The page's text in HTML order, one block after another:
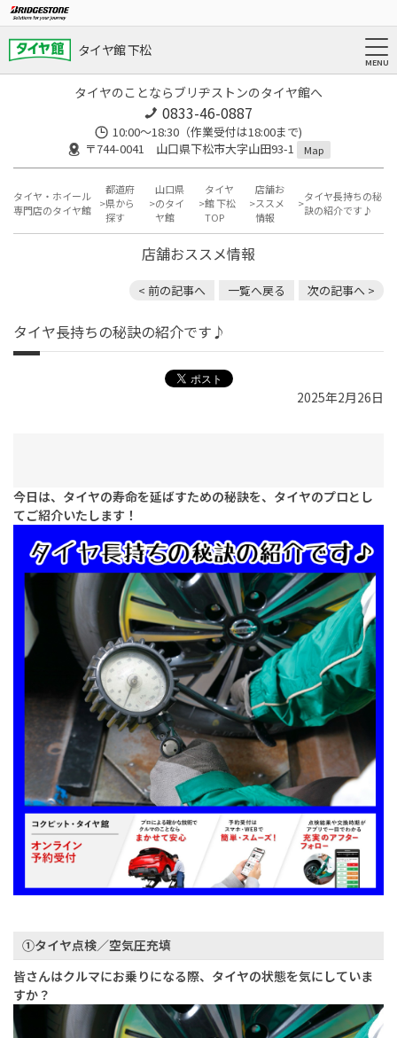
タイヤ館 下松
タイヤのことならブリヂストンのタイヤ館へ
0833-46-0887
10:00～18:30（作業受付は18:00まで)
〒744-0041 山口県下松市大字山田93-1
Map
タイヤ・ホイール
専門店のタイヤ館
都道府
県から
探す
山口県
のタイ
ヤ館
タイヤ
館 下松
TOP
店舗お
ススメ
情報
タイヤ長持ちの秘
訣の紹介です♪
店舗おススメ情報
< 前の記事へ 一覧へ戻る 次の記事へ >
タイヤ長持ちの秘訣の紹介です♪
2025年2月26日
今日は、タイヤの寿命を延ばすための秘訣を、タイヤのプロとし
てご紹介いたします！
①タイヤ点検／空気圧充填
皆さんはクルマにお乗りになる際、タイヤの状態を気にしていま
すか？